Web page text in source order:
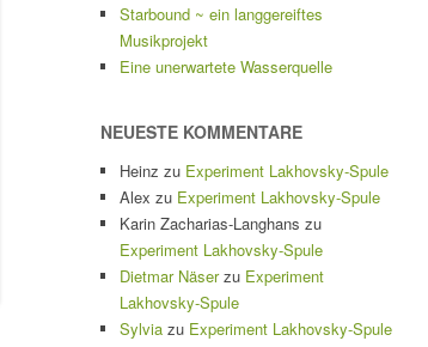
Starbound ~ ein langgereiftes
Musikprojekt
Eine unerwartete Wasserquelle
NEUESTE KOMMENTARE
Heinz zu Experiment Lakhovsky-Spule
Alex zu Experiment Lakhovsky-Spule
Karin Zacharias-Langhans zu
Experiment Lakhovsky-Spule
Dietmar Näserzu Experiment
Lakhovsky-Spule
Sylvia zu Experiment Lakhovsky-Spule